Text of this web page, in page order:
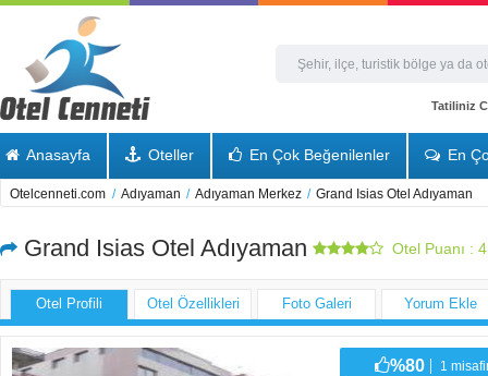
Tatiliniz
Anasayfa Oteller En Çok Beğenilenler En
Otelcenneti.com / Adıyaman / Adıyaman Merkez / Grand Isias Otel Adıyaman
Grand Isias Otel Adıyaman Otel Puanı : 4
Otel Profili Otel Özellikleri Foto Galeri Yorum Ekle
%80 1